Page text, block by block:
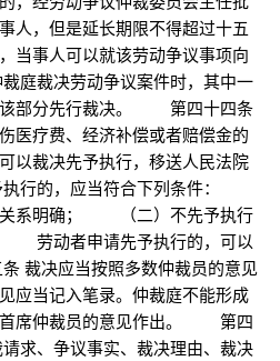
人，但是延长期限不得超过十五
当事人可以就该劳动争议事项向
裁决劳动争议案件时，其中一
该部分先行裁决。 第四十四条
医疗费、经济补偿或者赔偿金的
以裁决先予执行，移送人民法院
行的，应当符合下列条件：
关系明确； （二）不先予执行
劳动者申请先予执行的，可以
决应当按照多数仲裁员的意见
应当记入笔录。仲裁庭不能形成
首席仲裁员的意见作出。 第四
求、争议事实、裁决理由、裁决